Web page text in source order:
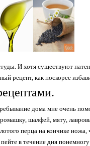
И хотя существуют
рецепт, как поскорее
дома мне очень
шалфей, мяту,
перца на кончике
в течение дня